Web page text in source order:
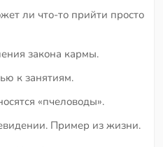
ли что-то прийти просто
закона кармы.
к занятиям.
«пчеловоды».
Пример из жизни.